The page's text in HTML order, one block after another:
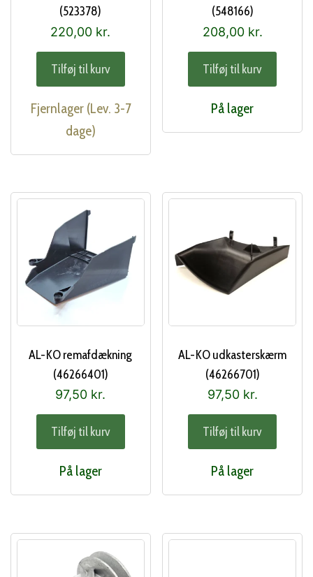
(523378)
220,00 kr.
Tilføj til kurv
Fjernlager (Lev. 3-7
dage)
(548166)
208,00 kr.
Tilføj til kurv
På lager
AL-KO remafdækning
(46266401)
97,50 kr.
Tilføj til kurv
På lager
AL-KO udkasterskærm
(46266701)
97,50 kr.
Tilføj til kurv
På lager